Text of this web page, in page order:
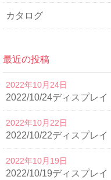
カタログ
最近の投稿
2022/10/24ディスプレイ
2022年10月24日
2022/10/22ディスプレイ
2022年10月22日
2022/10/19ディスプレイ
2022年10月19日